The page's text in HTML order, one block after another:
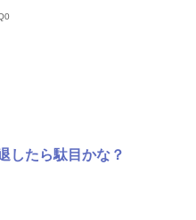
したら駄目かな？